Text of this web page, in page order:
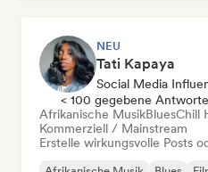
NEU
Tati Kapaya
Social Media
< 100 gegebene
Afrikanische MusikBluesChill
Kommerziell / Mainstream
Erstelle wirkungsvolle Posts